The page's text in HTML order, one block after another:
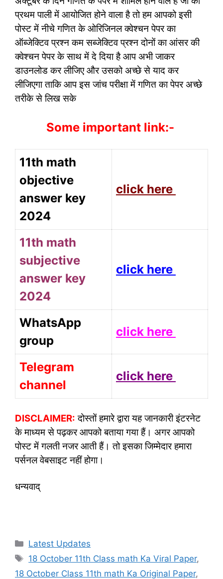
प्रथम पाली में आयोजित होने वाला है तो हम आपको इसी
पोस्ट में नीचे गणित के ओरिजिनल क्वेश्चन पेपर का
ऑब्जेक्टिव प्रश्न कम सब्जेक्टिव प्रश्न दोनों का आंसर की
क्वेश्चन पेपर के साथ में दे दिया है आप अभी जाकर
डाउनलोड कर लीजिए और उसको अच्छे से याद कर
लीजिएगा ताकि आप इस जांच परीक्षा में गणित का पेपर अच्छे
तरीके से लिख सके
Some important link:-
11th math
objective
answer key
2024
click here
11th math
subjective
answer key
2024
click here
WhatsApp
group
click here
Telegram
channel
click here
DISCLAIMER: दोस्तों हमारे द्वारा यह जानकारी इंटरनेट
के माध्यम से पढ़कर आपको बताया गया हैं। अगर आपको
पोस्ट में गलती नजर आती हैं। तो इसका जिम्मेदार हमारा
पर्सनल वेबसाइट नहीं होगा।
धन्यवाद्
Categories
Latest Updates
Tags
18 October 11th Class math Ka Viral Paper,
18 October Class 11th math Ka Original Paper,